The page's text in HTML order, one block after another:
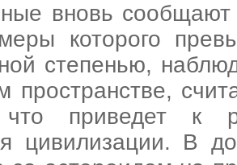
вновь
которого
степенью,
пространстве,
что приведет к
цивилизации. В